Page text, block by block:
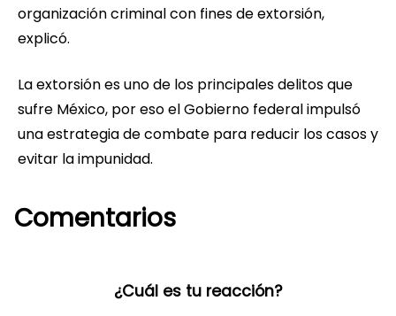
organización criminal con fines de extorsión,
explicó.
La extorsión es uno de los principales delitos que
sufre México, por eso el Gobierno federal impulsó
una estrategia de combate para reducir los casos y
evitar la impunidad.
Comentarios